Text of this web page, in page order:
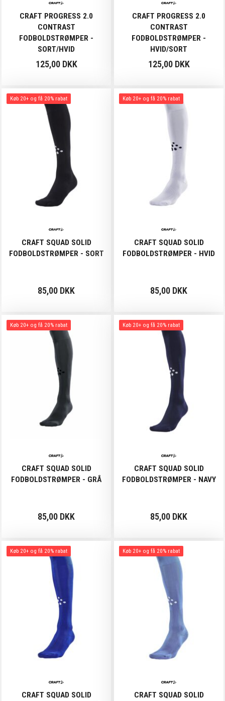
CRAFT PROGRESS 2.0
CONTRAST
FODBOLDSTRØMPER -
SORT/HVID
125,00 DKK
CRAFT PROGRESS 2.0
CONTRAST
FODBOLDSTRØMPER -
HVID/SORT
125,00 DKK
Køb 20+ og få 20% rabat
CRAFT SQUAD SOLID
FODBOLDSTRØMPER - SORT
85,00 DKK
Køb 20+ og få 20% rabat
CRAFT SQUAD SOLID
FODBOLDSTRØMPER - HVID
85,00 DKK
Køb 20+ og få 20% rabat
CRAFT SQUAD SOLID
FODBOLDSTRØMPER - GRÅ
85,00 DKK
Køb 20+ og få 20% rabat
CRAFT SQUAD SOLID
FODBOLDSTRØMPER - NAVY
85,00 DKK
Køb 20+ og få 20% rabat
CRAFT SQUAD SOLID
Køb 20+ og få 20% rabat
CRAFT SQUAD SOLID